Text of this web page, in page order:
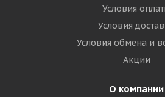
Условия
Условия
Условия обмена и
Акции
О компании